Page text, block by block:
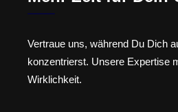
Vertraue uns, während Du Dich
konzentrierst. Unsere Expertise
Wirklichkeit.